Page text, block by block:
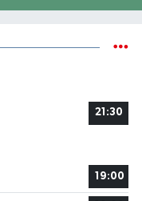
21:30
19:00